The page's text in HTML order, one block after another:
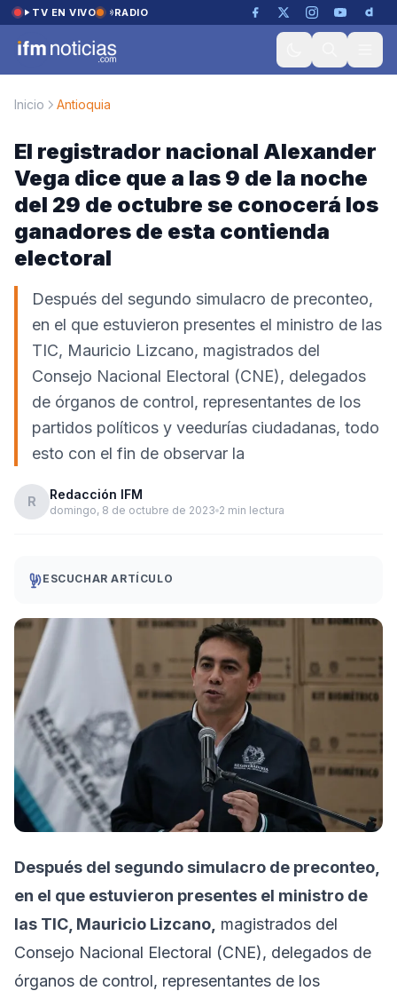
Saltar al contenido
TV EN VIVO RADIO
Inicio Antioquia
El registrador nacional Alexander
Vega dice que a las 9 de la noche
del 29 de octubre se conocerá los
ganadores de esta contienda
electoral
Después del segundo simulacro de preconteo,
en el que estuvieron presentes el ministro de las
TIC, Mauricio Lizcano, magistrados del
Consejo Nacional Electoral (CNE), delegados
de órganos de control, representantes de los
partidos políticos y veedurías ciudadanas, todo
esto con el fin de observar la
R Redacción IFM
domingo, 8 de octubre de 2023 2 min lectura
ESCUCHAR ARTÍCULO
Después del segundo simulacro de preconteo,
en el que estuvieron presentes el ministro de
las TIC, Mauricio Lizcano, magistrados del
Consejo Nacional Electoral (CNE), delegados de
órganos de control, representantes de los